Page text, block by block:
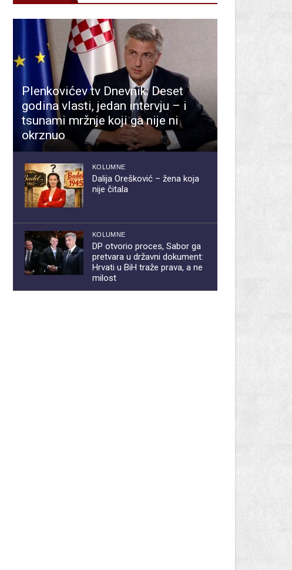
Plenkovićev tv Dnevnik: Deset
godina vlasti, jedan intervju – i
tsunami mržnje koji ga nije ni
okrznuo
KOLUMNE
Dalija Orešković – žena koja
nije čitala
KOLUMNE
DP otvorio proces, Sabor ga
pretvara u državni dokument:
Hrvati u BiH traže prava, a ne
milost